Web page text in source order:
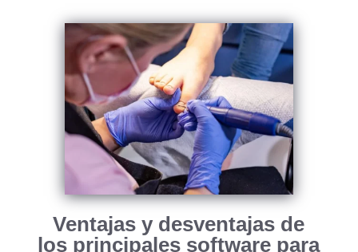
Ventajas y desventajas de
los principales software para